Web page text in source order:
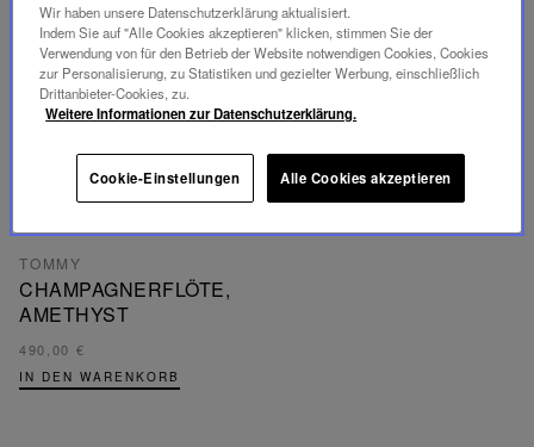
TOMMY
CHAMPAGNERFLÖTE,
AMETHYST
490,00 €
IN DEN WARENKORB
Wir haben unsere Datenschutzerklärung aktualisiert.
Indem Sie auf "Alle Cookies akzeptieren" klicken, stimmen Sie der
Verwendung von für den Betrieb der Website notwendigen Cookies, Cookies
zur Personalisierung, zu Statistiken und gezielter Werbung, einschließlich
Drittanbieter-Cookies, zu.
Weitere Informationen zur Datenschutzerklärung.
Cookie-Einstellungen Alle Cookies akzeptieren